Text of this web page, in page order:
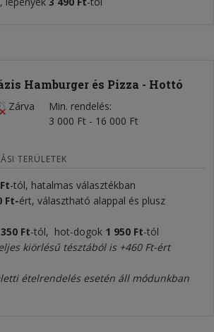
Hamburger és Pizza - Hottó
Zárva
Min. rendelés
3 000 Ft - 16 000 Ft
TERÜLETEK
-tól, hatalmas választékban
Ft-ért, választható alappal és plusz
Ft-tól, hot-dogok 1 950 Ft-tól
kiörlésű tésztából is +460 Ft-ért
ételrendelés esetén áll módunkban